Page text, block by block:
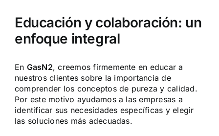
Educación y colaboración: un
enfoque integral
En GasN2, creemos firmemente en educar a
nuestros clientes sobre la importancia de
comprender los conceptos de pureza y calidad.
Por este motivo ayudamos a las empresas a
identificar sus necesidades específicas y elegir
las soluciones más adecuadas.